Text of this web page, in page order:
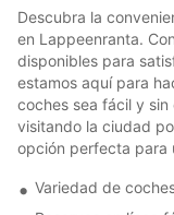
Descubra la
en Lappeenranta.
disponibles para
estamos aquí para
coches sea fácil y
visitando la ciudad
opción perfecta para
Variedad de